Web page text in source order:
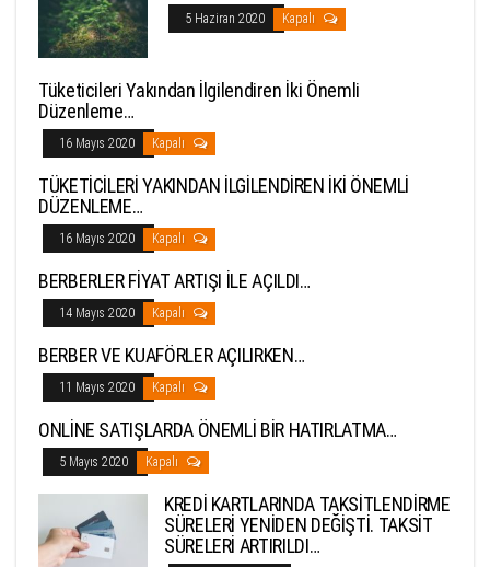
5 Haziran 2020 Kapalı
Tüketicileri Yakından İlgilendiren İki Önemli
Düzenleme…
16 Mayıs 2020 Kapalı
TÜKETİCİLERİ YAKINDAN İLGİLENDİREN İKİ ÖNEMLİ
DÜZENLEME…
16 Mayıs 2020 Kapalı
BERBERLER FİYAT ARTIŞI İLE AÇILDI…
14 Mayıs 2020 Kapalı
BERBER VE KUAFÖRLER AÇILIRKEN…
11 Mayıs 2020 Kapalı
ONLİNE SATIŞLARDA ÖNEMLİ BİR HATIRLATMA…
5 Mayıs 2020 Kapalı
KREDİ KARTLARINDA TAKSİTLENDİRME
SÜRELERİ YENİDEN DEĞİŞTİ. TAKSİT
SÜRELERİ ARTIRILDI…